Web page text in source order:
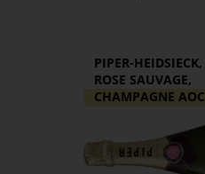
PIPER-HEIDSIECK,
ROSE SAUVAGE,
CHAMPAGNE AOC